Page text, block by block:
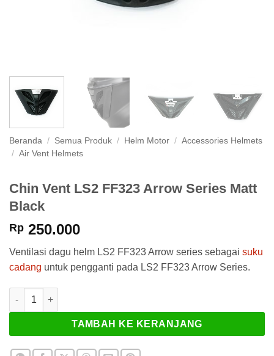
Beranda / Semua Produk / Helm Motor / Accessories Helmets
/ Air Vent Helmets
Chin Vent LS2 FF323 Arrow Series Matt
Black
Rp 250.000
Ventilasi dagu helm LS2 FF323 Arrow series sebagai suku
cadang untuk pengganti pada LS2 FF323 Arrow Series.
Kuantitas Chin Vent LS2 FF323 Arrow Series Matt Black
TAMBAH KE KERANJANG